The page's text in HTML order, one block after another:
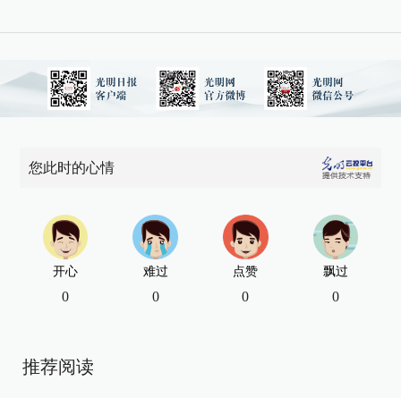
您此时的心情
开心
0
难过
0
点赞
0
飘过
0
推荐阅读